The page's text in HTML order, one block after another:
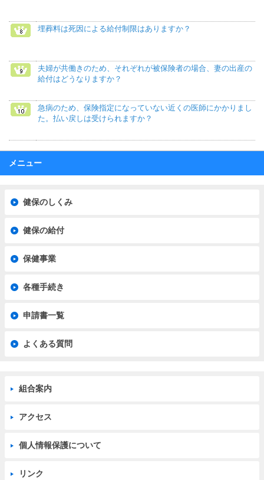
埋葬料は死因による給付制限はありますか？
夫婦が共働きのため、それぞれが被保険者の場合、妻の出産の
給付はどうなりますか？
急病のため、保険指定になっていない近くの医師にかかりまし
た。払い戻しは受けられますか？
メニュー
健保のしくみ
健保の給付
保健事業
各種手続き
申請書一覧
よくある質問
組合案内
アクセス
個人情報保護について
リンク